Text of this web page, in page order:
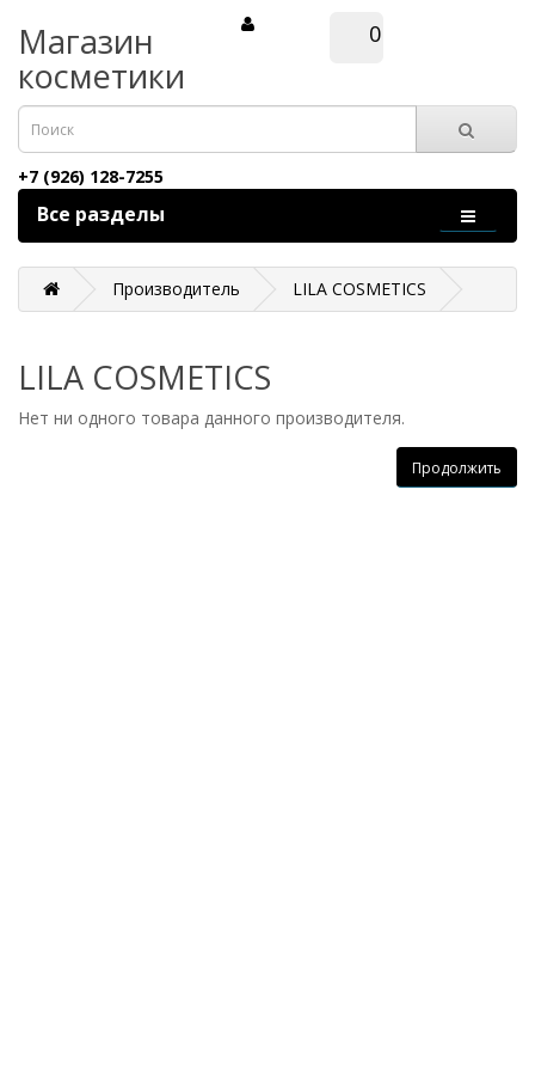
Магазин
косметики
0
+7 (926) 128-7255
Все разделы
Производитель LILA COSMETICS
LILA COSMETICS
Нет ни одного товара данного производителя.
Продолжить